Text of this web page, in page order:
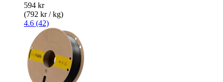
594 kr
(792 kr / kg)
4.6 (42)